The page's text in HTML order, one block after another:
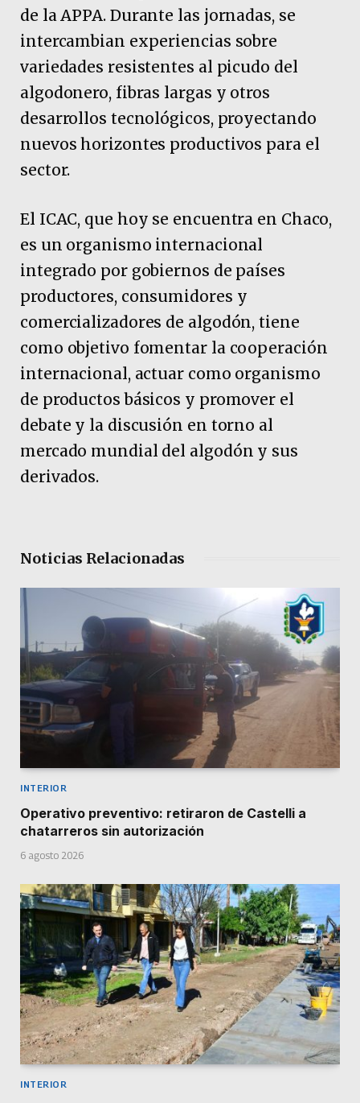
de la APPA. Durante las jornadas, se
intercambian experiencias sobre
variedades resistentes al picudo del
algodonero, fibras largas y otros
desarrollos tecnológicos, proyectando
nuevos horizontes productivos para el
sector.
El ICAC, que hoy se encuentra en Chaco,
es un organismo internacional
integrado por gobiernos de países
productores, consumidores y
comercializadores de algodón, tiene
como objetivo fomentar la cooperación
internacional, actuar como organismo
de productos básicos y promover el
debate y la discusión en torno al
mercado mundial del algodón y sus
derivados.
Noticias Relacionadas
INTERIOR
Operativo preventivo: retiraron de Castelli a
chatarreros sin autorización
6 agosto 2026
INTERIOR